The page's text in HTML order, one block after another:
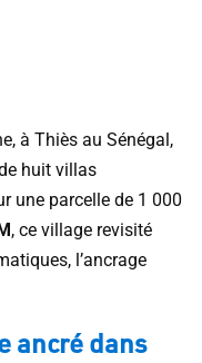
à Thiès au Sénégal,
huit villas
une parcelle de 1 000
, ce village revisité
l’ancrage
ancré dans